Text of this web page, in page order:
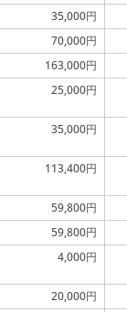
35,000円
70,000円
163,000円
25,000円
35,000円
113,400円
59,800円
59,800円
4,000円
20,000円